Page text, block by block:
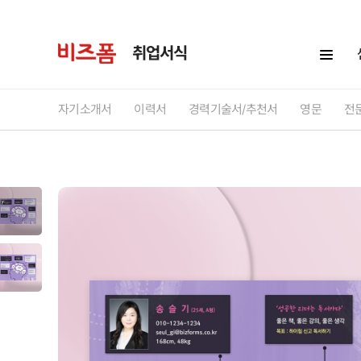
취업서식
자기소개서 이력서 경력기술서/추천서 영문 전